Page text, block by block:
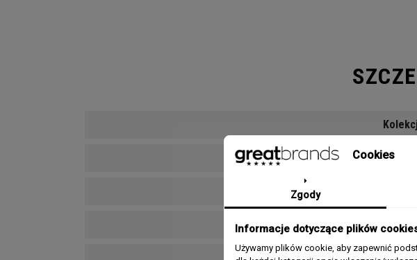
Pasek/
Cookies
Zgody
Informacje dotyczące plików
Używamy plików cookie, aby zapewnić